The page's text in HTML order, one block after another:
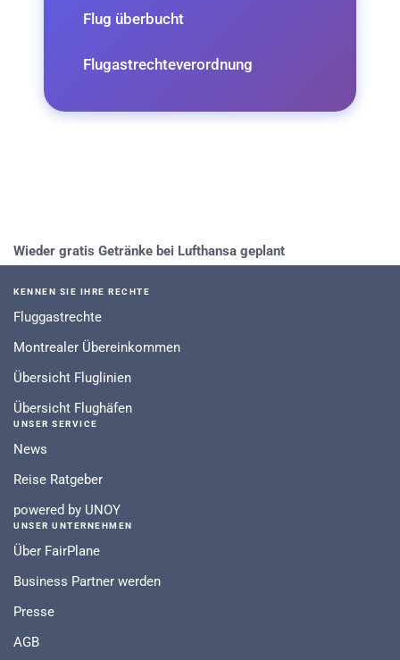
Flug überbucht
Flugastrechteverordnung
Wieder gratis Getränke bei Lufthansa geplant
KENNEN SIE IHRE RECHTE
Fluggastrechte
Montrealer Übereinkommen
Übersicht Fluglinien
Übersicht Flughäfen
UNSER SERVICE
News
Reise Ratgeber
powered by UNOY
UNSER UNTERNEHMEN
Über FairPlane
Business Partner werden
Presse
AGB